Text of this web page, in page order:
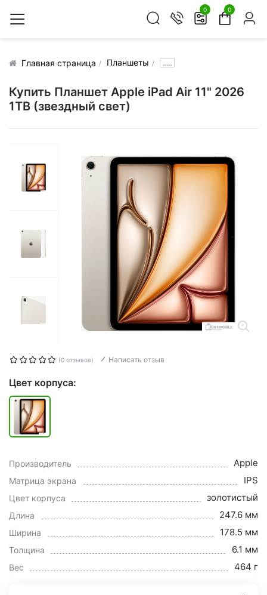
0 0
Главная страница Планшеты .....
Купить Планшет Apple iPad Air 11" 2026
1TB (звездный свет)
(0 отзывов) Написать отзыв
Цвет корпуса:
Производитель Apple
Матрица экрана IPS
Цвет корпуса золотистый
Длина 247.6 мм
Ширина 178.5 мм
Толщина 6.1 мм
Вес 464 г